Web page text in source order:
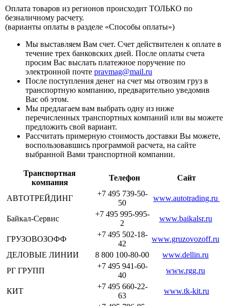
Оплата товаров из регионов происходит ТОЛЬКО по
безналичному расчету.
(варианты оплаты в разделе «Способы оплаты»)
Мы выставляем Вам счет. Счет действителен к оплате в
течение трех банковских дней. После оплаты счета
просим Вас выслать платежное поручение по
электронной почте pravmag@mail.ru
После поступления денег на счет мы отвозим груз в
транспортную компанию, предварительно уведомив
Вас об этом.
Мы предлагаем вам выбрать одну из ниже
перечисленных транспортных компаний или вы можете
предложить свой вариант.
Рассчитать примерную стоимость доставки Вы можете,
воспользовавшись программой расчета, на сайте
выбранной Вами транспортной компании.
Транспортная
компания
Телефон Сайт
АВТОТРЕЙДИНГ
+7 495 739-50-
50
www.autotrading.ru
Байкал-Сервис
+7 495 995-995-
2
www.baikalsr.ru
ГРУЗОВОЗОФФ
+7 495 502-18-
42
www.gruzovozoff.ru
ДЕЛОВЫЕ ЛИНИИ
8 800 100-80-00
www.dellin.ru
РГ ГРУПП
+7 495 941-60-
40
www.rgg.ru
КИТ
+7 495 660-22-
63
www.tk-kit.ru